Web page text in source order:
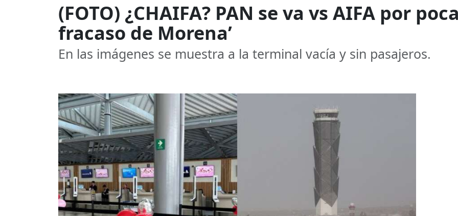
(FOTO) ¿CHAIFA? PAN se va vs AIFA por
fracaso de Morena’
En las imágenes se muestra a la terminal vacía y sin pasajeros.